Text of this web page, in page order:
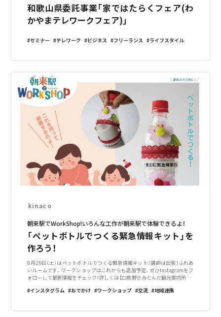
和歌山県委託事業「家ではたらくフェア(わ
かやまテレワークフェア)」
セミナー テレワーク ビジネス フリーランス ライフスタイル
kinaco
朝来駅でWorkShop!いろんな工作が朝来駅で体験できるよ！
「ペットボトルでつくる緊急情報キット」を
作ろう！
8月26日（土）はペットボトルでつくる緊急情報キット！講師は出張！ふれあ
いルームです。ワークショップはこれからも追加予定。ぜひInstagramをフ
ォローして最新情報をチェック！詳しくは【口熊野かみとんだ観光案内所】の
1ヶ月間のどこ
インスタグラム おでかけ ワークショップ 交流 地域連携